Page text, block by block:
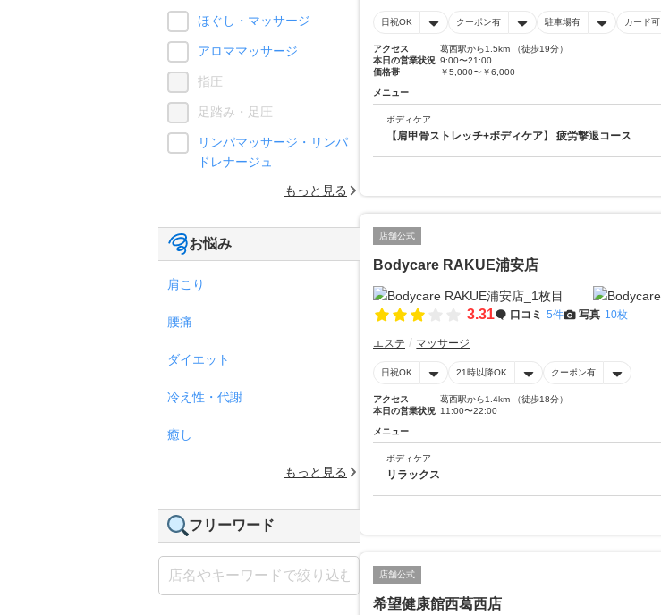
日祝OK クーポン有 駐車場有 カード可
アクセス
葛西駅から1.5km （徒歩19分）
本日の営業状況 9:00〜21:00
価格帯
￥5,000〜￥6,000
メニュー
ボディケア
【肩甲骨ストレッチ+ボディケア】 疲労撃退コース
店舗公式
Bodycare RAKUE浦安店
3.31 口コミ 5件 写真 10枚
エステ マッサージ
日祝OK 21時以降OK クーポン有
アクセス
葛西駅から1.4km （徒歩18分）
本日の営業状況 11:00〜22:00
メニュー
ボディケア
リラックス
店舗公式
希望健康館西葛西店
ほぐし・マッサージ
アロママッサージ
指圧
足踏み・足圧
リンパマッサージ・リンパ
ドレナージュ
もっと見る
お悩み
肩こり
腰痛
ダイエット
冷え性・代謝
癒し
もっと見る
フリーワード